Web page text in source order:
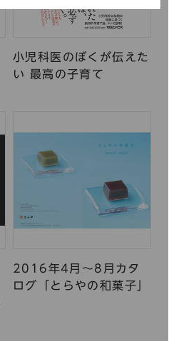
小児科医のぼくが伝えた
い 最高の子育て
2016年4月～8月カタ
ログ「とらやの和菓子」